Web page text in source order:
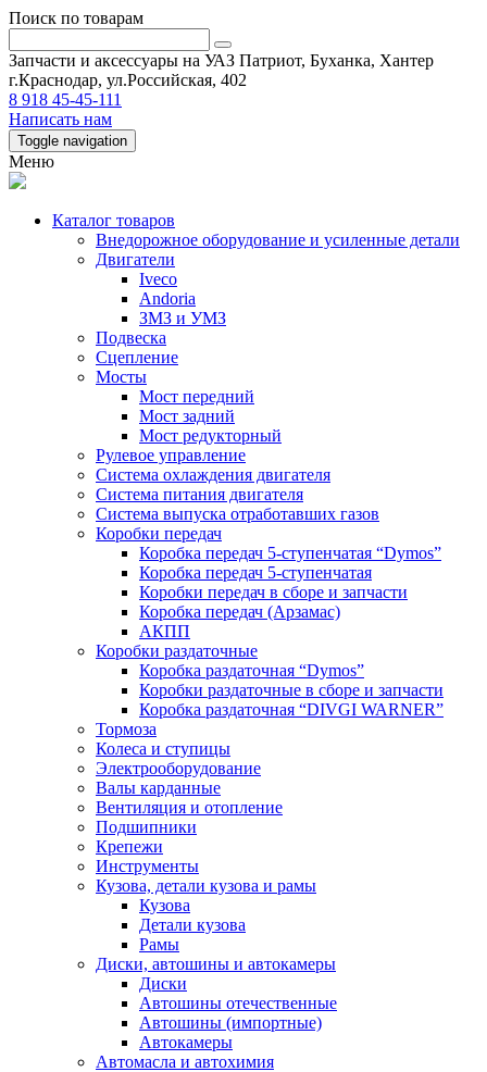
Поиск по товарам
Запчасти и аксессуары на УАЗ Патриот, Буханка, Хантер
г.Краснодар, ул.Российская, 402
8 918 45-45-111
Написать нам
Toggle navigation
Меню
Каталог товаров
Внедорожное оборудование и усиленные детали
Двигатели
Iveco
Andoria
ЗМЗ и УМЗ
Подвеска
Сцепление
Мосты
Мост передний
Мост задний
Мост редукторный
Рулевое управление
Система охлаждения двигателя
Система питания двигателя
Система выпуска отработавших газов
Коробки передач
Коробка передач 5-ступенчатая “Dymos”
Коробка передач 5-ступенчатая
Коробки передач в сборе и запчасти
Коробка передач (Арзамас)
АКПП
Коробки раздаточные
Коробка раздаточная “Dymos”
Коробки раздаточные в сборе и запчасти
Коробка раздаточная “DIVGI WARNER”
Тормоза
Колеса и ступицы
Электрооборудование
Валы карданные
Вентиляция и отопление
Подшипники
Крепежи
Инструменты
Кузова, детали кузова и рамы
Кузова
Детали кузова
Рамы
Диски, автошины и автокамеры
Диски
Автошины отечественные
Автошины (импортные)
Автокамеры
Автомасла и автохимия